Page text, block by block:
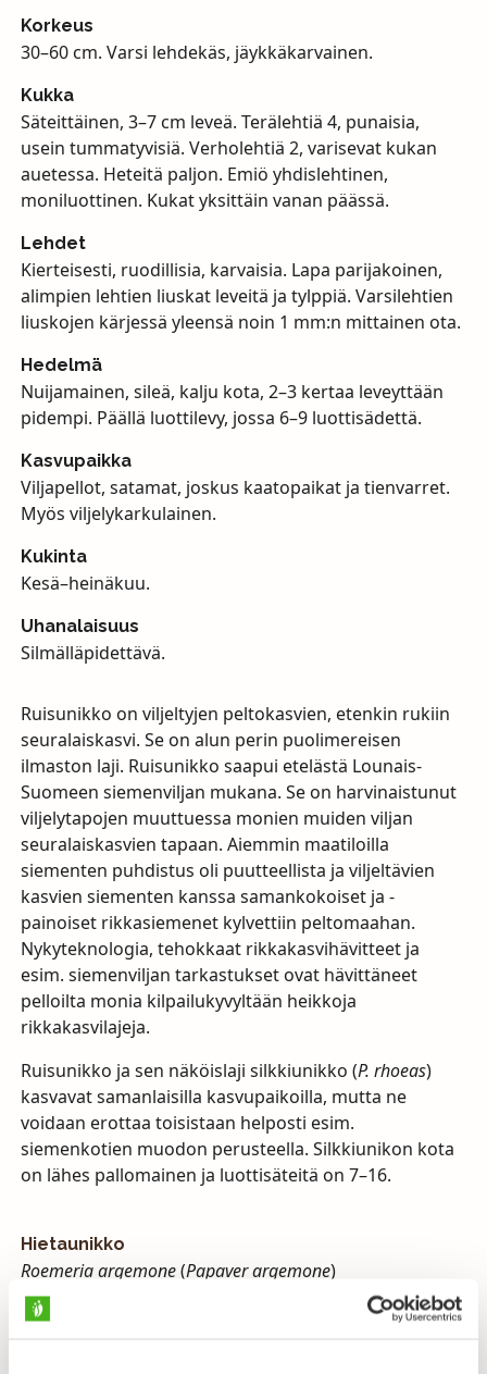
Korkeus
30–60 cm. Varsi lehdekäs, jäykkäkarvainen.
Kukka
Säteittäinen, 3–7 cm leveä. Terälehtiä 4, punaisia,
usein tummatyvisiä. Verholehtiä 2, varisevat kukan
auetessa. Heteitä paljon. Emiö yhdislehtinen,
moniluottinen. Kukat yksittäin vanan päässä.
Lehdet
Kierteisesti, ruodillisia, karvaisia. Lapa parijakoinen,
alimpien lehtien liuskat leveitä ja tylppiä. Varsilehtien
liuskojen kärjessä yleensä noin 1 mm:n mittainen ota.
Hedelmä
Nuijamainen, sileä, kalju kota, 2–3 kertaa leveyttään
pidempi. Päällä luottilevy, jossa 6–9 luottisädettä.
Kasvupaikka
Viljapellot, satamat, joskus kaatopaikat ja tienvarret.
Myös viljelykarkulainen.
Kukinta
Kesä–heinäkuu.
Uhanalaisuus
Silmälläpidettävä.
Ruisunikko on viljeltyjen peltokasvien, etenkin rukiin
seuralaiskasvi. Se on alun perin puolimereisen
ilmaston laji. Ruisunikko saapui etelästä Lounais-
Suomeen siemenviljan mukana. Se on harvinaistunut
viljelytapojen muuttuessa monien muiden viljan
seuralaiskasvien tapaan. Aiemmin maatiloilla
siementen puhdistus oli puutteellista ja viljeltävien
kasvien siementen kanssa samankokoiset ja -
painoiset rikkasiemenet kylvettiin peltomaahan.
Nykyteknologia, tehokkaat rikkakasvihävitteet ja
esim. siemenviljan tarkastukset ovat hävittäneet
pelloilta monia kilpailukyvyltään heikkoja
rikkakasvilajeja.
Ruisunikko ja sen näköislaji silkkiunikko (P. rhoeas)
kasvavat samanlaisilla kasvupaikoilla, mutta ne
voidaan erottaa toisistaan helposti esim.
siemenkotien muodon perusteella. Silkkiunikon kota
on lähes pallomainen ja luottisäteitä on 7–16.
Hietaunikko
Roemeria argemone(Papaver argemone)
Puikkounikkojen sukuun kuuluva hietaunikko voi